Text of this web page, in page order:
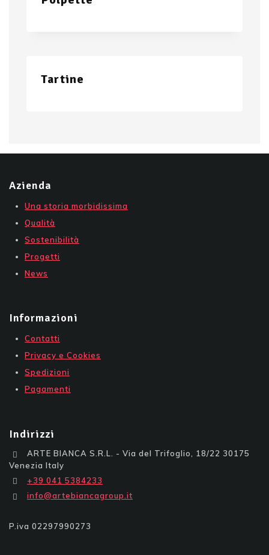
Tartine
Azienda
Una storia morbidissima
Qualità
Sostenibilità
Progetti
News
Informazioni
Contatti
Privacy e Cookies
Spedizioni
Pagamenti
Indirizzi
ARTE BIANCA S.R.L. - Via del Trifoglio, 18/22 30175
Venezia Italy
+39 041 5384233
info@artebiancagroup.it
P.iva 02297990273